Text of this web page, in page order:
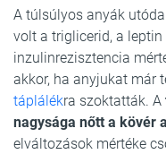
A túlsúlyos anyák
volt a triglicerid, a
inzulinrezisztencia
akkor, ha anyjukat már
táplálékra szoktatták. A
nagysága nőtt a kövér
elváltozások mértéke